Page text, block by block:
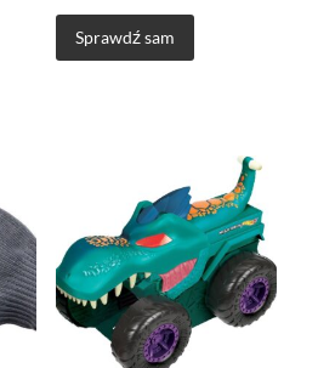
Sprawdź sam